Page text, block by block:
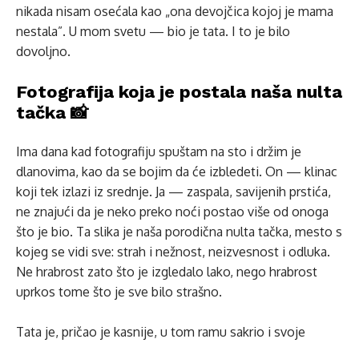
nikada nisam osećala kao „ona devojčica kojoj je mama
nestala”. U mom svetu — bio je tata. I to je bilo
dovoljno.
Fotografija koja je postala naša nulta
tačka 📸
Ima dana kad fotografiju spuštam na sto i držim je
dlanovima, kao da se bojim da će izbledeti. On — klinac
koji tek izlazi iz srednje. Ja — zaspala, savijenih prstića,
ne znajući da je neko preko noći postao više od onoga
što je bio. Ta slika je naša porodična nulta tačka, mesto s
kojeg se vidi sve: strah i nežnost, neizvesnost i odluka.
Ne hrabrost zato što je izgledalo lako, nego hrabrost
uprkos tome što je sve bilo strašno.
Tata je, pričao je kasnije, u tom ramu sakrio i svoje